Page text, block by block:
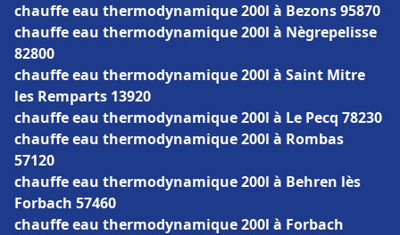
chauffe eau thermodynamique 200l à Bezons 95870
chauffe eau thermodynamique 200l à Nègrepelisse
82800
chauffe eau thermodynamique 200l à Saint Mitre
les Remparts 13920
chauffe eau thermodynamique 200l à Le Pecq 78230
chauffe eau thermodynamique 200l à Rombas
57120
chauffe eau thermodynamique 200l à Behren lès
Forbach 57460
chauffe eau thermodynamique 200l à Forbach